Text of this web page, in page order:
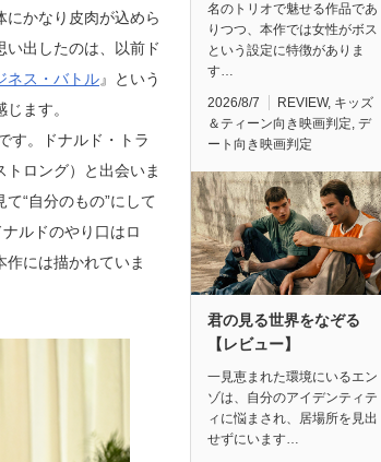
にかなり皮肉が込めら
出したのは、以前ド
ネス・バトル』という
ます。
す。ドナルド・トラ
ロング）と出会いま
“自分のもの”にして
ルドのやり口はロ
には描かれていま
名のトリオで魅せる作品であ
りつつ、本作では女性がボス
という設定に特徴がありま
す…
2026/8/7 REVIEW, キッズ
＆ティーン向き映画判定, デ
ート向き映画判定
君の見る世界をなぞる
【レビュー】
一見恵まれた環境にいるエン
ゾは、自分のアイデンティテ
ィに悩まされ、居場所を見出
せずにいます…